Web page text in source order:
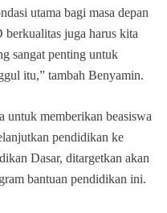
utama bagi masa depan
juga harus kita
sangat penting untuk
itu,” tambah Benyamin.
untuk memberikan beasiswa
pendidikan ke
Dasar, ditargetkan akan
bantuan pendidikan ini.